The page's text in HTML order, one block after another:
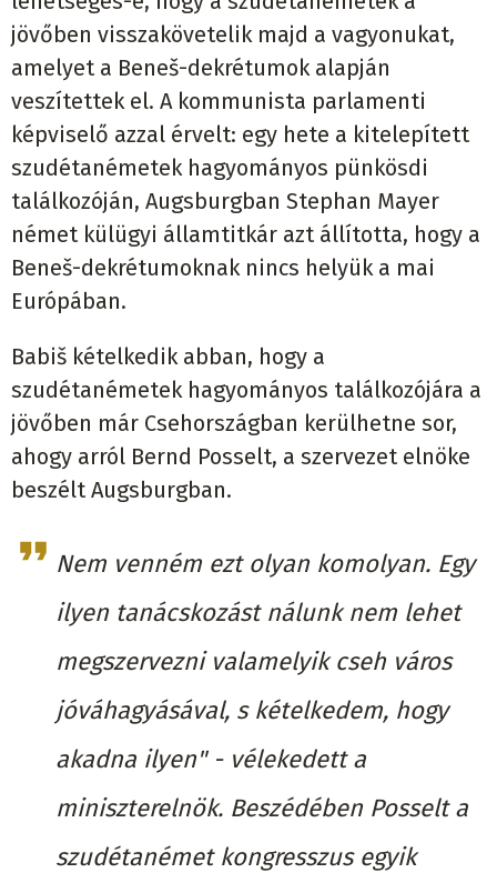
jövőben visszakövetelik majd a vagyonukat,
amelyet a Beneš-dekrétumok alapján
veszítettek el. A kommunista parlamenti
képviselő azzal érvelt: egy hete a kitelepített
szudétanémetek hagyományos pünkösdi
találkozóján, Augsburgban Stephan Mayer
német külügyi államtitkár azt állította, hogy a
Beneš-dekrétumoknak nincs helyük a mai
Európában.
Babiš kételkedik abban, hogy a
szudétanémetek hagyományos találkozójára a
jövőben már Csehországban kerülhetne sor,
ahogy arról Bernd Posselt, a szervezet elnöke
beszélt Augsburgban.
Nem venném ezt olyan komolyan. Egy
ilyen tanácskozást nálunk nem lehet
megszervezni valamelyik cseh város
jóváhagyásával, s kételkedem, hogy
akadna ilyen" - vélekedett a
miniszterelnök. Beszédében Posselt a
szudétanémet kongresszus egyik